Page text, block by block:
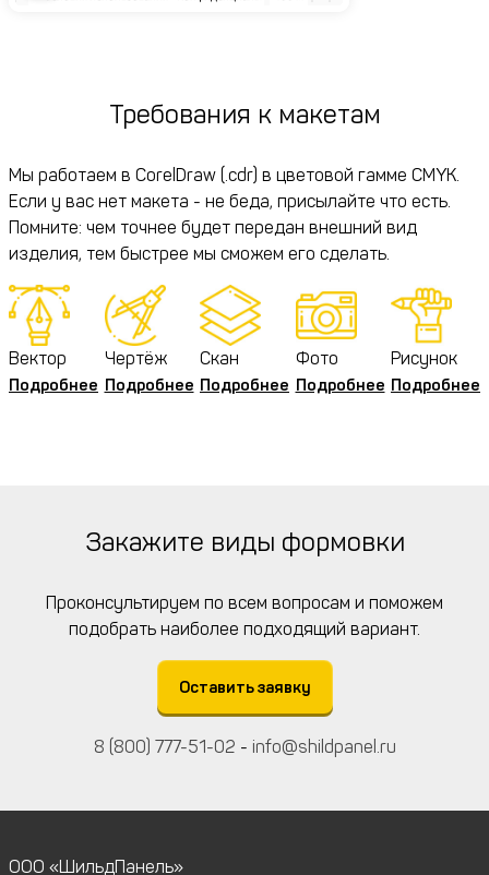
Требования к макетам
Мы работаем в CorelDraw (.cdr) в цветовой гамме CMYK.
Если у вас нет макета - не беда, присылайте что есть.
Помните: чем точнее будет передан внешний вид
изделия, тем быстрее мы сможем его сделать.
Вектор
Подробнее
Чертёж
Подробнее
Скан
Подробнее
Фото
Подробнее
Рисунок
Подробнее
Закажите виды формовки
Проконсультируем по всем вопросам и поможем
подобрать наиболее подходящий вариант.
Оставить заявку
8 (800) 777-51-02 - info@shildpanel.ru
ООО «ШильдПанель»